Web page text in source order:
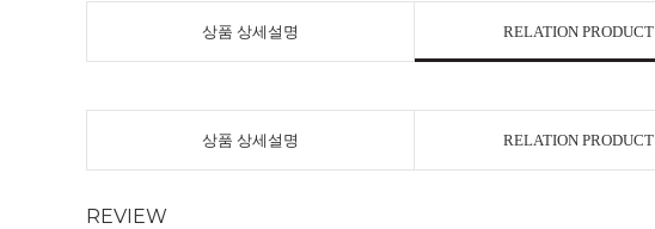
상품 상세설명 RELATION PRODUCT
상품 상세설명 RELATION PRODUCT
REVIEW